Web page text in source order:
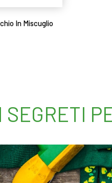
In Miscuglio
SEGRETI